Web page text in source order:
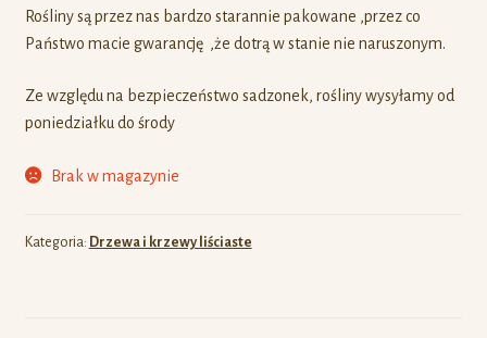
Rośliny są przez nas bardzo starannie pakowane ,przez co
Państwo macie gwarancję ,że dotrą w stanie nie naruszonym.
Ze względu na bezpieczeństwo sadzonek, rośliny wysyłamy od
poniedziałku do środy
Brak w magazynie
Kategoria: Drzewa i krzewy liściaste